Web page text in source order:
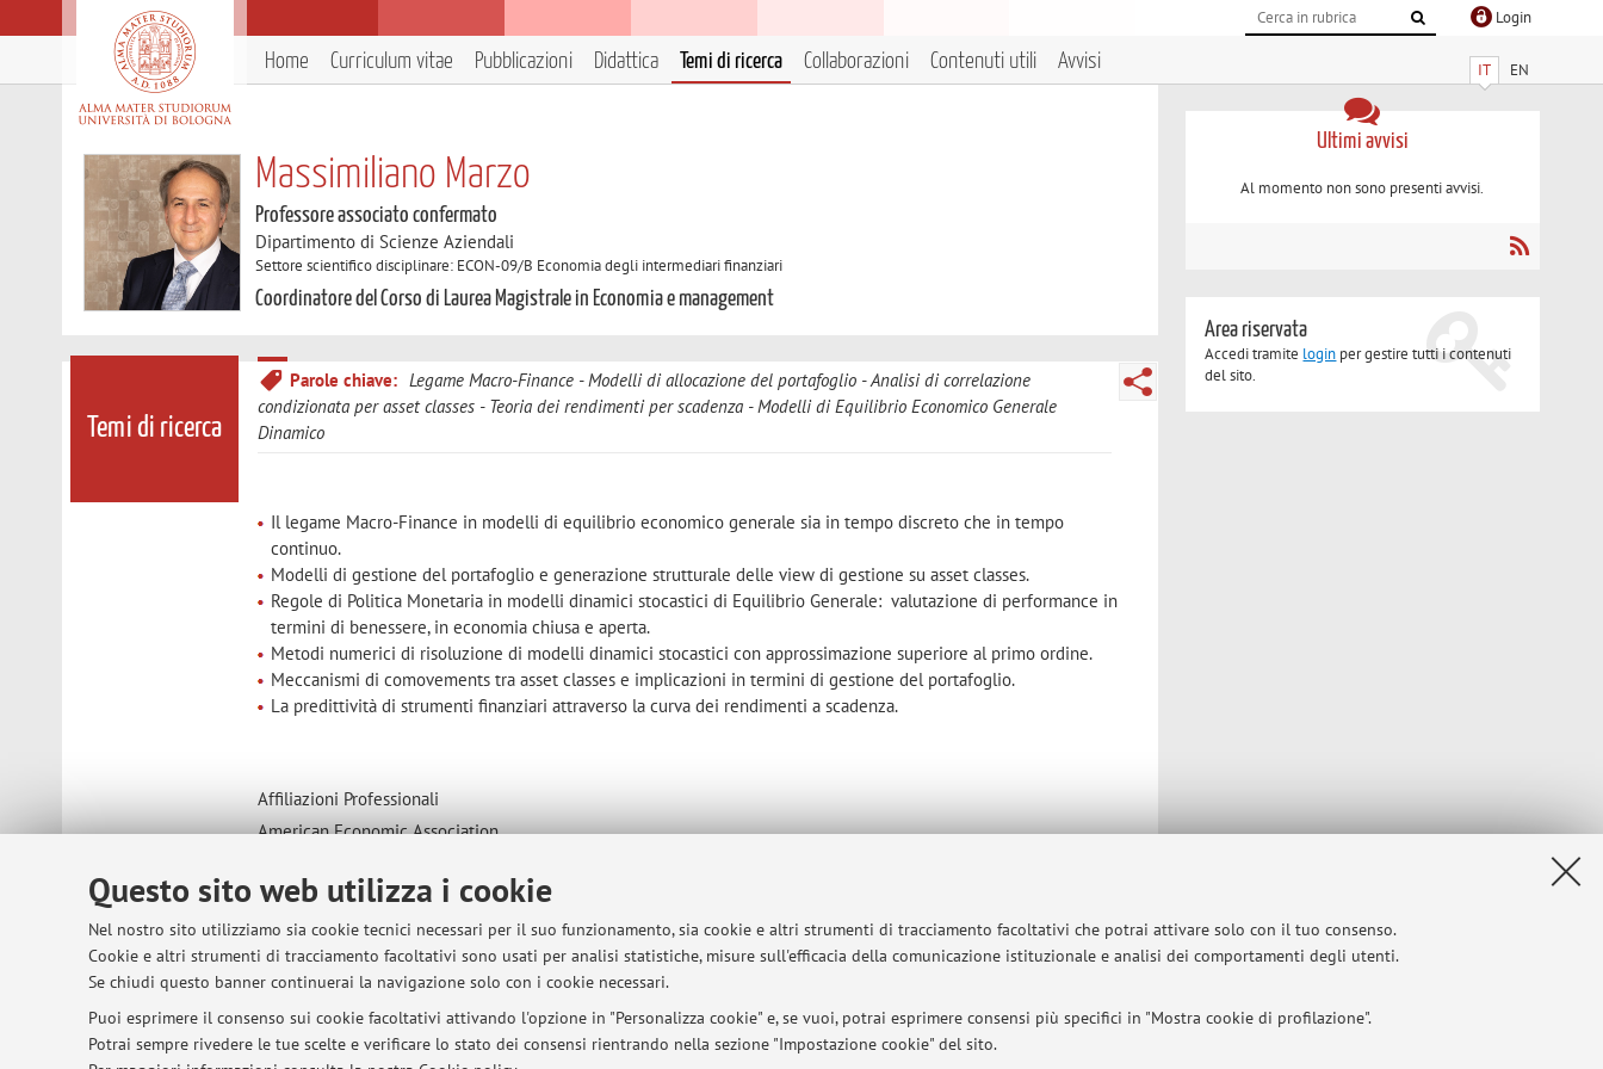
Questo sito web utilizza i cookie
Nel nostro sito utilizziamo sia cookie tecnici necessari per il suo funzionamento, sia cookie e altri strumenti di tracciamento facoltativi che potrai attivare solo con il tuo consenso.
Cookie e altri strumenti di tracciamento facoltativi sono usati per analisi statistiche, misure sull'efficacia della comunicazione istituzionale e analisi dei comportamenti degli utenti.
Se chiudi questo banner continuerai la navigazione solo con i cookie necessari.
Puoi esprimere il consenso sui cookie facoltativi attivando l'opzione in "Personalizza cookie" e, se vuoi, potrai esprimere consensi più specifici in "Mostra cookie di profilazione".
Potrai sempre rivedere le tue scelte e verificare lo stato dei consensi rientrando nella sezione "Impostazione cookie" del sito.
Login
IT EN
Home Curriculum vitae Pubblicazioni Didattica Temi di ricerca Collaborazioni Contenuti utili Avvisi
Massimiliano Marzo
Professore associato confermato
Dipartimento di Scienze Aziendali
Settore scientifico disciplinare: ECON-09/B Economia degli intermediari finanziari
Coordinatore del Corso di Laurea Magistrale in Economia e management
Temi di ricerca
Parole chiave: Legame Macro-Finance Modelli di allocazione del portafoglio
Analisi di correlazione
condizionata per asset classes
Teoria dei rendimenti per scadenza
Modelli di Equilibrio Economico Generale
Dinamico
Il legame Macro-Finance in modelli di equilibrio economico generale sia in tempo discreto che in tempo
continuo.
Modelli di gestione del portafoglio e generazione strutturale delle view di gestione su asset classes.
Regole di Politica Monetaria in modelli dinamici stocastici di Equilibrio Generale: valutazione di performance in
termini di benessere, in economia chiusa e aperta.
Metodi numerici di risoluzione di modelli dinamici stocastici con approssimazione superiore al primo ordine.
Meccanismi di comovements tra asset classes e implicazioni in termini di gestione del portafoglio.
La predittività di strumenti finanziari attraverso la curva dei rendimenti a scadenza.
Affiliazioni Professionali
American Economic Association
American Finance Association.
Italian Economists' Society
Ultimi avvisi
Al momento non sono presenti avvisi.
Area riservata
Accedi tramite login per gestire tutti i contenuti
del sito.
© 2026 - ALMA MATER STUDIORUM - Università di Bologna - Via Zamboni, 33 - 40126 Bologna - Partita IVA: 01131710376 Privacy|Note legali| Impostazioni Cookie